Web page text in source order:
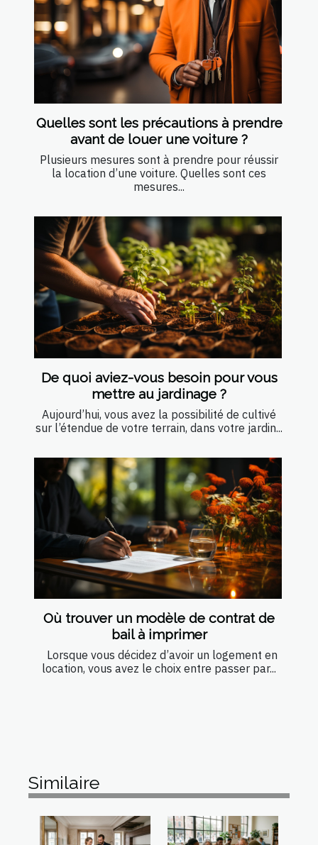
Quelles sont les précautions à prendre
avant de louer une voiture ?
Plusieurs mesures sont à prendre pour réussir
la location d’une voiture. Quelles sont ces
mesures...
De quoi aviez-vous besoin pour vous
mettre au jardinage ?
Aujourd’hui, vous avez la possibilité de cultivé
sur l’étendue de votre terrain, dans votre jardin...
Où trouver un modèle de contrat de
bail à imprimer
Lorsque vous décidez d’avoir un logement en
location, vous avez le choix entre passer par...
Similaire